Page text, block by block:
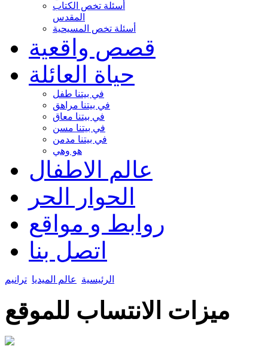
أسئلة تخص الكتاب
المقدس
أسئلة تخص المسيحية
قصص واقعية
حياة العائلة
في بيتنا طفل
في بيتنا مراهق
في بيتنا معاق
في بيتنا مسن
في بيتنا مدمن
هو وهي
عالم الاطفال
الحوار الحر
روابط و مواقع
اتصل بنا
الرئيسية عالم الميديا ترانيم
ميزات الانتساب للموقع